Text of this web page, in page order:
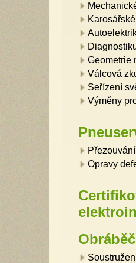
Geometrie
Válcová
Seřízení
Výměny
Opravy